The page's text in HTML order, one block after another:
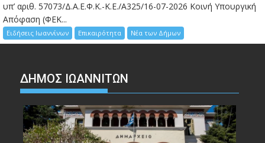
υπ’ αριθ. 57073/Δ.Α.Ε.Φ.Κ.-Κ.Ε./Α325/16-07-2026 Κοινή Υπουργική
Απόφαση (ΦΕΚ...
Ειδήσεις Ιωαννίνων Επικαιρότητα Νέα των Δήμων
ΔΗΜΟΣ ΙΩΑΝΝΙΤΩΝ